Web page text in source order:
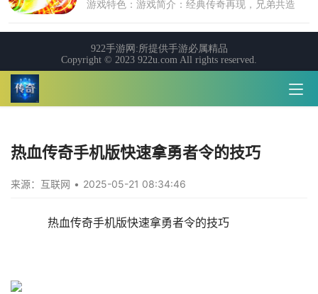
热血传奇手机版快速拿勇者令的技巧
来源：互联网 • 2025-05-21 08:34:46
热血传奇手机版快速拿勇者令的技巧